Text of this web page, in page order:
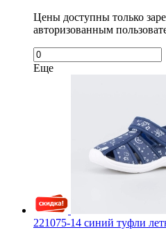
Цены доступны только
авторизованным
Еще
221075-14 синий туфли